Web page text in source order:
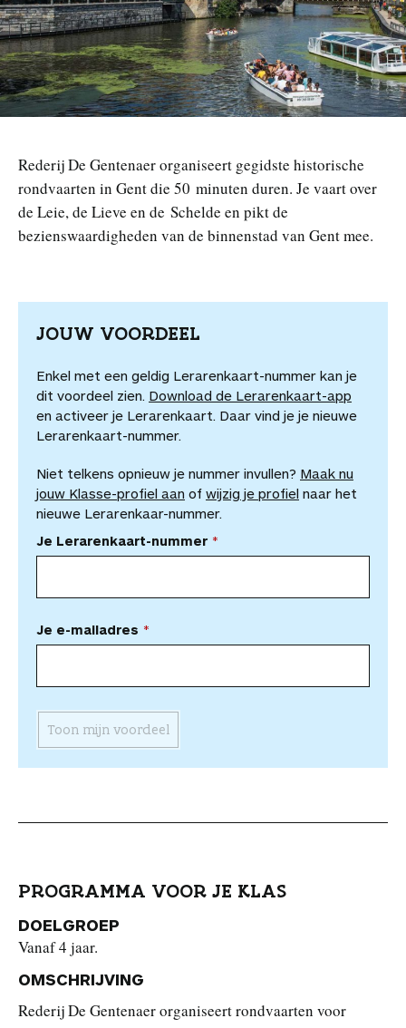
n
Rederij De Gentenaer organiseert gegidste historische
rondvaarten in Gent die 50 minuten duren. Je vaart over
de Leie, de Lieve en de Schelde en pikt de
bezienswaardigheden van de binnenstad van Gent mee.
JOUW VOORDEEL
Enkel met een geldig Lerarenkaart-nummer kan je
dit voordeel zien. Download de Lerarenkaart-app
en activeer je Lerarenkaart. Daar vind je je nieuwe
Lerarenkaart-nummer.
Niet telkens opnieuw je nummer invullen? Maak nu
jouw Klasse-profiel aan of wijzig je profiel naar het
nieuwe Lerarenkaar-nummer.
Je Lerarenkaart-nummer
Je e-mailadres
Toon mijn voordeel
PROGRAMMA VOOR JE KLAS
DOELGROEP
Vanaf 4 jaar.
OMSCHRIJVING
Rederij De Gentenaer organiseert rondvaarten voor